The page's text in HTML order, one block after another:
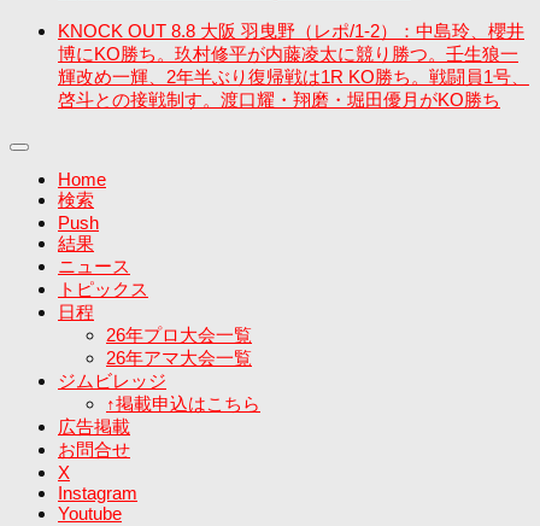
KNOCK OUT 8.8 大阪 羽曳野（レポ/1-2）：中島玲、櫻井
博にKO勝ち。玖村修平が内藤凌太に競り勝つ。壬生狼一
輝改め一輝、2年半ぶり復帰戦は1R KO勝ち。戦闘員1号、
啓斗との接戦制す。渡口耀・翔磨・堀田優月がKO勝ち
Home
検索
Push
結果
ニュース
トピックス
日程
26年プロ大会一覧
26年アマ大会一覧
ジムビレッジ
↑掲載申込はこちら
広告掲載
お問合せ
X
Instagram
Youtube